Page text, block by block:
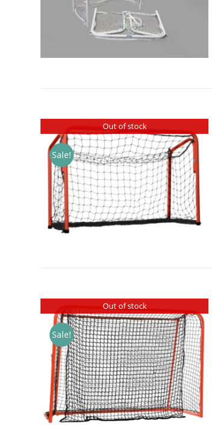
Out of stock
Sale!
Out of stock
Sale!